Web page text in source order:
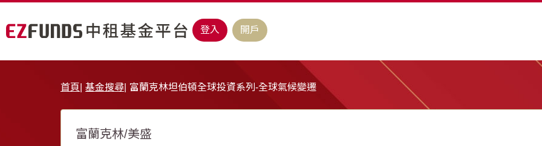
登入 開戶
首頁 基金搜尋 富蘭克林坦伯頓全球投資系列-全球氣候變遷
富蘭克林/美盛